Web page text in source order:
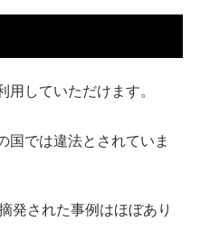
していただけます。
国では違法とされていま
発された事例はほぼあり